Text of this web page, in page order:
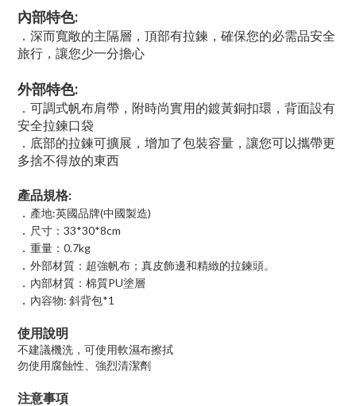
內部特色:
．深而寬敞的主隔層，頂部有拉鍊，確保您的必需品安全
旅行，讓您少一分擔心
外部特色:
．可調式帆布肩帶，附時尚實用的鍍黃銅扣環，背面設有
安全拉鍊口袋
．底部的拉鍊可擴展，增加了包裝容量，讓您可以攜帶更
多捨不得放的東西
產品規格:
． 產地:英國品牌(中國製造)
． 尺寸：33*30*8cm
． 重量：0.7kg
． 外部材質：超強帆布；真皮飾邊和精緻的拉鍊頭。
． 內部材質：棉質PU塗層
． 內容物: 斜背包*1
使用說明
不建議機洗，可使用軟濕布擦拭
勿使用腐蝕性、強烈清潔劑
注意事項